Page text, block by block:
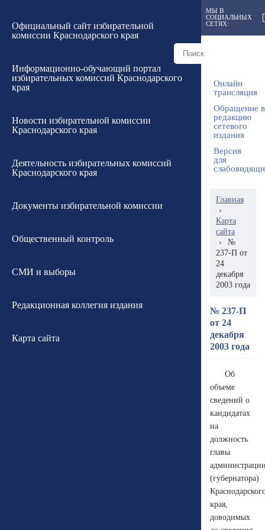
Официальный сайт избирательной
комиссии Краснодарского края
Информационно-обучающий портал
избирательных комиссий Краснодарского
края
Новости избирательной комиссии
Краснодарского края
Деятельность избирательных комиссий
Краснодарского края
Документы избирательной комиссии
Общественный контроль
СМИ и выборы
Редакционная коллегия издания
Карта сайта
МЫ В
СОЦИАЛЬНЫХ
СЕТЯХ:
Онлайн
трансляция
Обращение в
редакцию
сетевого
издания
Версия
для
Главная
›
Карта
сайта
›
№
237-П от
24
декабря
2003 года
№ 237-П
от 24
декабря
2003 года
Об
объеме
сведений о
кандидатах
на
должность
главы
(губернатора)
края,
доводимых